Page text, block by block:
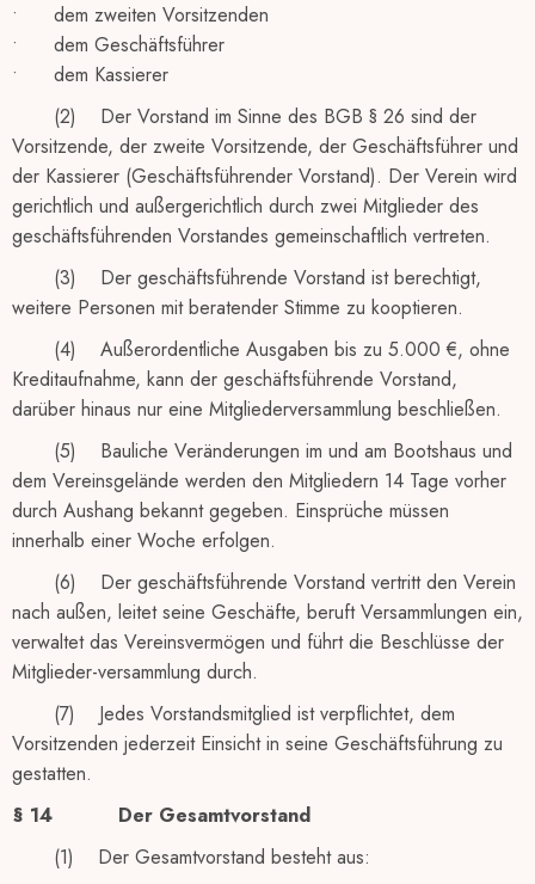
• dem zweiten Vorsitzenden
• dem Geschäftsführer
• dem Kassierer
(2) Der Vorstand im Sinne des BGB § 26 sind der
Vorsitzende, der zweite Vorsitzende, der Geschäftsführer und
der Kassierer (Geschäftsführender Vorstand). Der Verein wird
gerichtlich und außergerichtlich durch zwei Mitglieder des
geschäftsführenden Vorstandes gemeinschaftlich vertreten.
(3) Der geschäftsführende Vorstand ist berechtigt,
weitere Personen mit beratender Stimme zu kooptieren.
(4) Außerordentliche Ausgaben bis zu 5.000 €, ohne
Kreditaufnahme, kann der geschäftsführende Vorstand,
darüber hinaus nur eine Mitgliederversammlung beschließen.
(5) Bauliche Veränderungen im und am Bootshaus und
dem Vereinsgelände werden den Mitgliedern 14 Tage vorher
durch Aushang bekannt gegeben. Einsprüche müssen
innerhalb einer Woche erfolgen.
(6) Der geschäftsführende Vorstand vertritt den Verein
nach außen, leitet seine Geschäfte, beruft Versammlungen ein,
verwaltet das Vereinsvermögen und führt die Beschlüsse der
Mitglieder-versammlung durch.
(7) Jedes Vorstandsmitglied ist verpflichtet, dem
Vorsitzenden jederzeit Einsicht in seine Geschäftsführung zu
gestatten.
§ 14
Der Gesamtvorstand
(1) Der Gesamtvorstand besteht aus: